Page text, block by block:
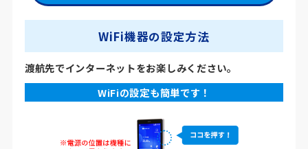
WiFi機器の設定方法
渡航先でインターネットをお楽しみください。
WiFiの設定も簡単です！